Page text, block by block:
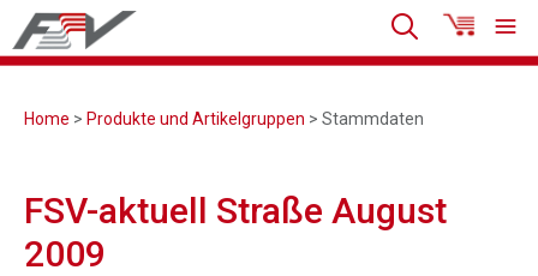
Home > Produkte und Artikelgruppen > Stammdaten
FSV-aktuell Straße August
2009